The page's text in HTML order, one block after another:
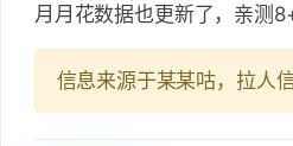
月月花数据也更新了，亲测
信息来源于某某咕，拉人